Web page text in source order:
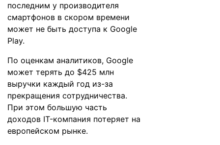
последним у производителя
смартфонов в скором времени
может не быть доступа к Google
Play.
По оценкам аналитиков, Google
может терять до $425 млн
выручки каждый год из-за
прекращения сотрудничества.
При этом большую часть
доходов IT-компания потеряет на
европейском рынке.